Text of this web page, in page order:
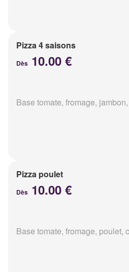
Pizza 4 saisons
Dès 10.00 €
Base tomate, fromage,
Pizza poulet
Dès 10.00 €
Base tomate, fromage, poulet,